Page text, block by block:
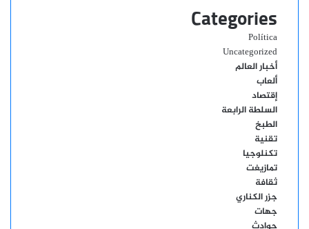
Categories
Política
Uncategorized
أخبار العالم
ألعاب
إقتصاد
السلطة الرابعة
الطبخ
تقنية
تكنلوجيا
تمازيغت
ثقافة
جزر الكناري
جهات